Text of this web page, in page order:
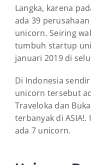
Langka, karena
ada 39
unicorn. Seiring
tumbuh startup
januari 2019 di
Di Indonesia
unicorn tersebut
Traveloka dan
terbanyak di
ada 7 unicorn.